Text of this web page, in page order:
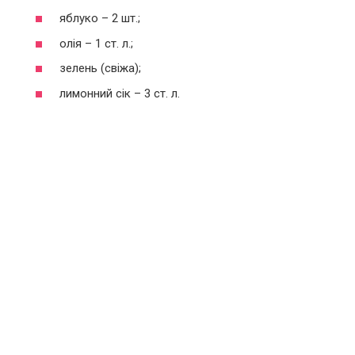
яблуко – 2 шт.;
олія – 1 ст. л.;
зелень (свіжа);
лимонний сік – 3 ст. л.